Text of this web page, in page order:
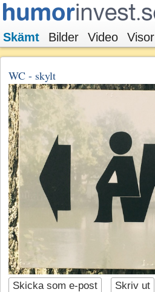
Skämt Bilder Video Visor
WC - skylt
Skicka som e-post Skriv ut